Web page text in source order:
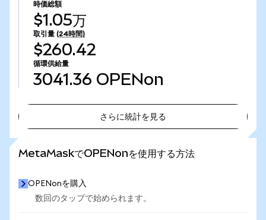
時価総額
$1.05万
取引量 (24時間)
$260.42
循環供給量
3041.36 OPENon
さらに統計を見る
MetaMaskでOPENonを使用する方法
OPENonを購入
数回のタップで始められます。